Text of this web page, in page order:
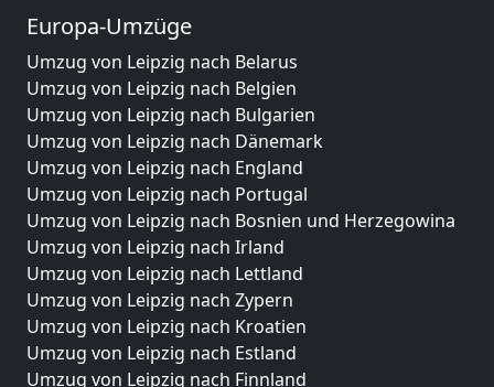
Europa-Umzüge
Umzug von Leipzig nach Belarus
Umzug von Leipzig nach Belgien
Umzug von Leipzig nach Bulgarien
Umzug von Leipzig nach Dänemark
Umzug von Leipzig nach England
Umzug von Leipzig nach Portugal
Umzug von Leipzig nach Bosnien und Herzegowina
Umzug von Leipzig nach Irland
Umzug von Leipzig nach Lettland
Umzug von Leipzig nach Zypern
Umzug von Leipzig nach Kroatien
Umzug von Leipzig nach Estland
Umzug von Leipzig nach Finnland